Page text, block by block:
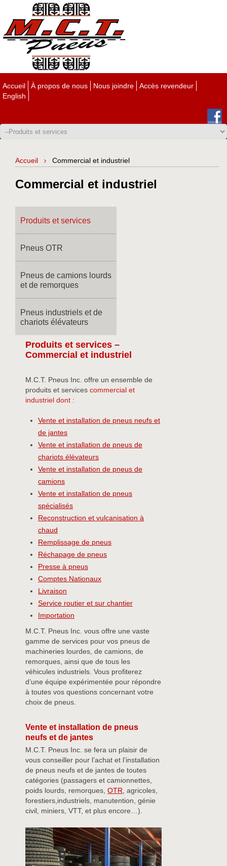
Accueil À propos de nous Nous joindre
Accès revendeur
English
Accueil Commercial et industriel
Commercial et industriel
Produits et services
Pneus OTR
Pneus de camions lourds
et de remorques
Pneus industriels et de
chariots élévateurs
Produits et services –
Commercial et industriel
M.C.T. Pneus Inc. offre un ensemble de
produits et services commercial et
industriel dont :
Vente et installation de pneus neufs et
de jantes
Vente et installation de pneus de
chariots élévateurs
Vente et installation de pneus de
camions
Vente et installation de pneus
spécialisés
Reconstruction et vulcanisation à
chaud
Remplissage de pneus
Réchapage de pneus
Presse à pneus
Comptes Nationaux
Livraison
Service routier et sur chantier
Importation
M.C.T. Pneus Inc. vous offre une vaste
gamme de services pour vos pneus de
machineries lourdes, de camions, de
remorques, ainsi que de tous les
véhicules industriels. Vous profiterez
d’une équipe expérimentée pour répondre
à toutes vos questions concernant votre
choix de pneus.
Vente et installation de pneus
neufs et de jantes
M.C.T. Pneus Inc. se fera un plaisir de
vous conseiller pour l’achat et l’installation
de pneus neufs et de jantes de toutes
catégories (passagers et camionnettes,
poids lourds, remorques, OTR , agricoles,
forestiers,industriels, manutention, génie
civil, miniers, VTT, et plus encore…).